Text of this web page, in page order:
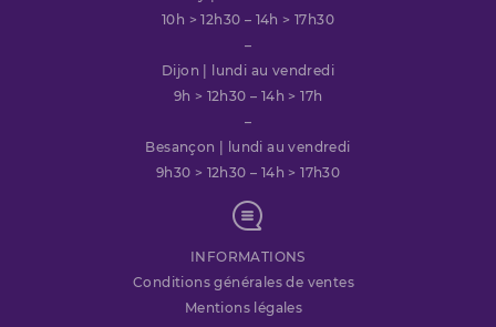
10h > 12h30 – 14h > 17h30
–
Dijon | lundi au vendredi
9h > 12h30 – 14h > 17h
–
Besançon | lundi au vendredi
9h30 > 12h30 – 14h > 17h30
INFORMATIONS
Conditions générales de ventes
Mentions légales